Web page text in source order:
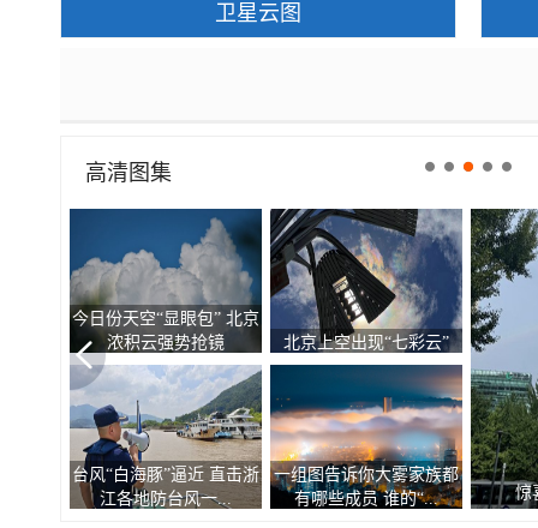
卫星云图
高清图集
日份天空“显眼包” 北京
浓积云强势抢镜
北京上空出现“七彩云”
风“白海豚”逼近 直击浙
江各地防台风一...
一组图告诉你大雾家族都
有哪些成员 谁的“...
惊喜连连 北